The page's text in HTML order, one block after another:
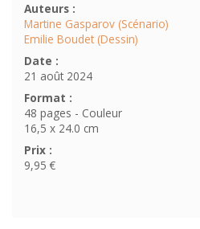
Auteurs :
Martine Gasparov (Scénario)
Emilie Boudet (Dessin)
Date :
21 août 2024
Format :
48 pages - Couleur
16,5 x 24.0 cm
Prix :
9,95 €